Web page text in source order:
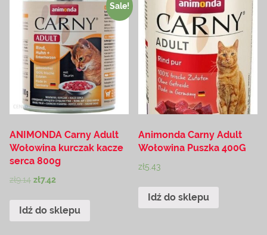
Sale!
ANIMONDA Carny Adult
Wołowina kurczak kacze
serca 800g
zł9.14 zł7.42
Idź do sklepu
Animonda Carny Adult
Wołowina Puszka 400G
zł5.43
Idź do sklepu